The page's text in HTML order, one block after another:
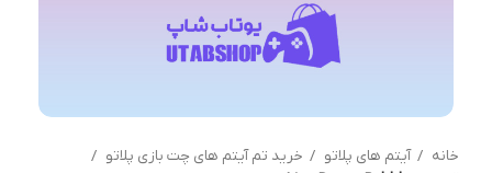
خانه آیتم های پلاتو
خرید تم آیتم های چت بازی پلاتو